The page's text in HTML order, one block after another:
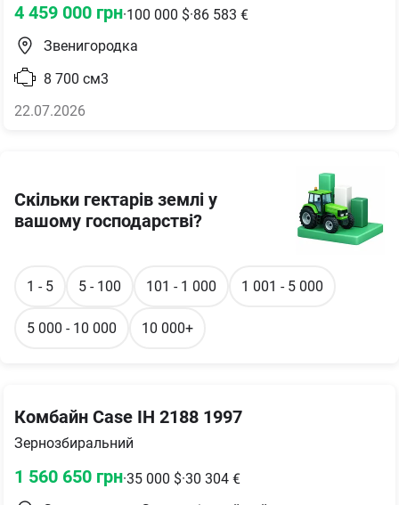
4 459 000 грн·100 000 $·86 583 €
Звенигородка
8 700 см3
22.07.2026
Комбайн Case IH 2188 1997
Зернозбиральний
1 560 650 грн·35 000 $·30 304 €
Скільки гектарів землі у
вашому господарстві?
1 - 5 5 - 100 101 - 1 000 1 001 - 5 000
5 000 - 10 000 10 000+